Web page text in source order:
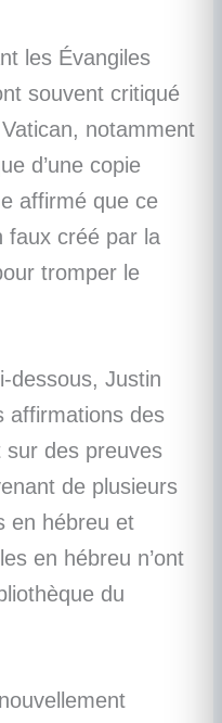
les Évangiles
souvent critiqué
notamment
d’une copie
affirmé que ce
faux créé par la
tromper le
dessous, Justin
affirmations des
sur des preuves
de plusieurs
en hébreu et
en hébreu n’ont
du